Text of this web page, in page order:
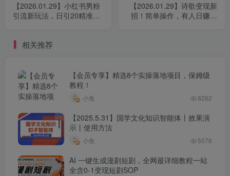
【2026.01.29】小红书男粉
引流新玩法，日引20精准私
【2026.01.29】诗歌变现新
招！简单操作，有人日赚近
相关推荐
【会员专享】精选8个实操落地项目，保姆级
教程！
小鱼 8262
【2025.5.31】国学文化知识智能体丨效果演
示丨使用方法
小鱼 5076
AI 一键生成漫剧短剧，全网最详细教程一站
全含0-1变现短剧SOP